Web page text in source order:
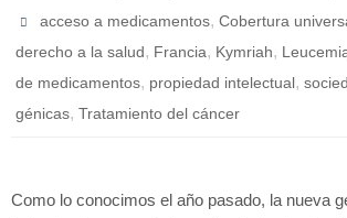
acceso a medicamentos,Cobertura
derecho a la salud, Francia, Kymriah,
de medicamentos, propiedad intelectual,
génicas, Tratamiento del cáncer
Como lo conocimos el año pasado, la nueva